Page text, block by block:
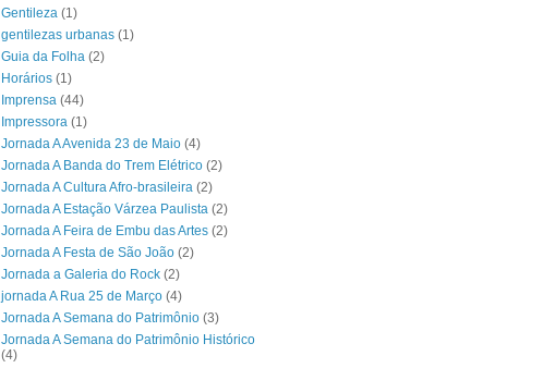
Gentileza (1)
gentilezas urbanas (1)
Guia da Folha (2)
Horários (1)
Imprensa (44)
Impressora (1)
Jornada A Avenida 23 de Maio (4)
Jornada A Banda do Trem Elétrico (2)
Jornada A Cultura Afro-brasileira (2)
Jornada A Estação Várzea Paulista (2)
Jornada A Feira de Embu das Artes (2)
Jornada A Festa de São João (2)
Jornada a Galeria do Rock (2)
jornada A Rua 25 de Março (4)
Jornada A Semana do Patrimônio (3)
Jornada A Semana do Patrimônio Histórico
(4)